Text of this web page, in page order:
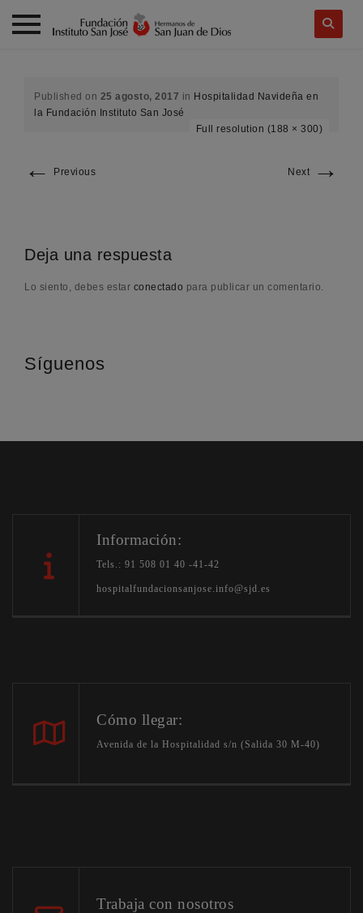
Published on 25 agosto, 2017 in Hospitalidad Navideña en
la Fundación Instituto San José
Full resolution (188 × 300)
← Previous Next →
Deja una respuesta
Lo siento, debes estar conectado para publicar un comentario.
Síguenos
Información:
Tels.: 91 508 01 40 -41-42
hospitalfundacionsanjose.info@sjd.es
Cómo llegar:
Avenida de la Hospitalidad s/n (Salida 30 M-40)
Trabaja con nosotros